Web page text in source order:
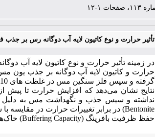
تأثیر حرارت و نوع کاتیون لایه آب دوگانه رس بر جذب
در زمینه تأثیر حرارت و نوع کاتیون لایه آب
حفظ ظرفیت بافرینگ (Buffering Capacity) خاک‌هایی است که دماهای بزرگ­تر از 600 درجه را تجربه می‌کنند.